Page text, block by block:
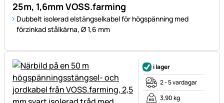
25m, 1,6mm VOSS.farming
Dubbelt isolerad elstängselkabel för högspänning med
förzinkad stålkärna, Ø 1,6 mm
i lager
2 - 5 vardagar
3,90 kg